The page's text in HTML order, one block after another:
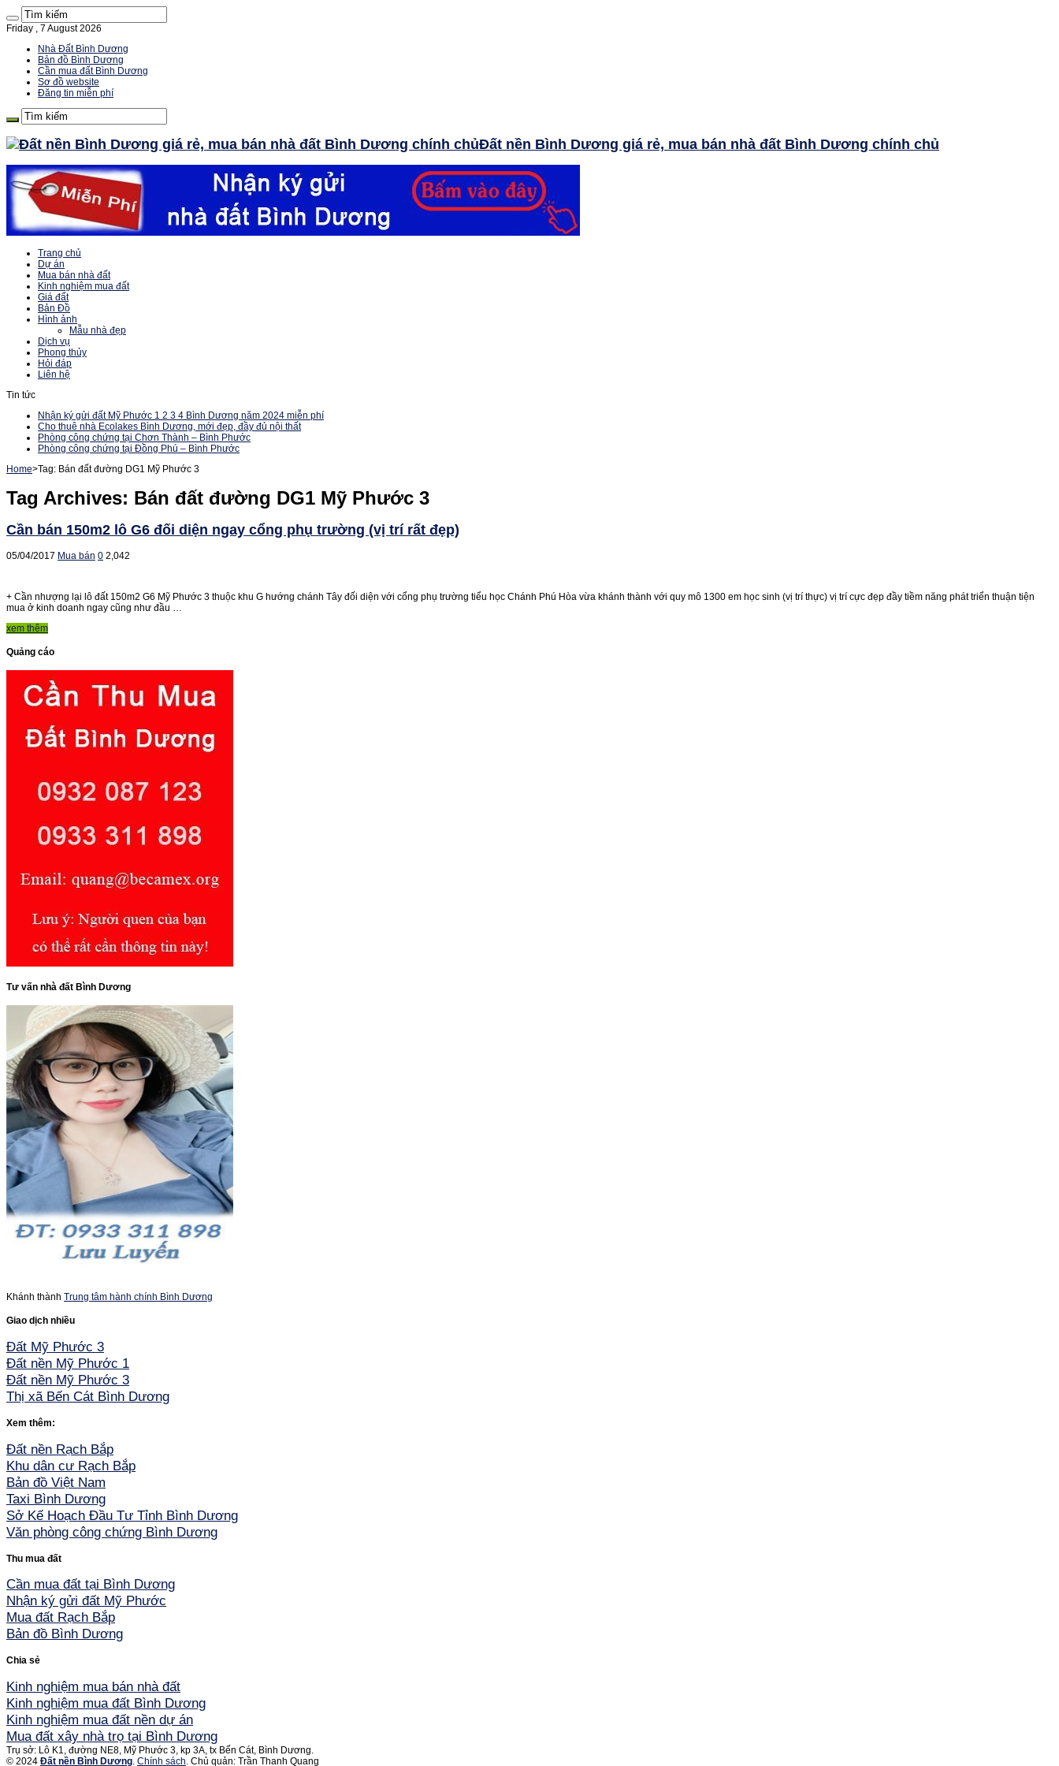
Friday , 7 August 2026
Nhà Đất Bình Dương
Bản đồ Bình Dương
Cần mua đất Bình Dương
Sơ đồ website
Đăng tin miễn phí
Đất nền Bình Dương giá rẻ, mua bán nhà đất Bình Dương chính chủ
Trang chủ
Dự án
Mua bán nhà đất
Kinh nghiệm mua đất
Giá đất
Bản Đồ
Hình ảnh
Mẫu nhà đẹp
Dịch vụ
Phong thủy
Hỏi đáp
Liên hệ
Tin tức
Nhận ký gửi đất Mỹ Phước 1 2 3 4 Bình Dương năm 2024 miễn phí
Cho thuê nhà Ecolakes Bình Dương, mới đẹp, đầy đủ nội thất
Phòng công chứng tại Chơn Thành – Bình Phước
Phòng công chứng tại Đồng Phú – Bình Phước
Home>Tag: Bán đất đường DG1 Mỹ Phước 3
Tag Archives: Bán đất đường DG1 Mỹ Phước 3
Cần bán 150m2 lô G6 đối diện ngay cổng phụ trường (vị trí rất đẹp)
05/04/2017 Mua bán 0 2,042
+ Cần nhượng lại lô đất 150m2 G6 Mỹ Phước 3 thuộc khu G hướng chánh Tây đối diện với cổng phụ trường tiểu học Chánh Phú Hòa vừa khánh thành với quy mô 1300 em học sinh (vị trí thực) vị trí cực đẹp đầy tiềm năng phát triển thuận tiện
mua ở kinh doanh ngay cũng như đầu …
xem thêm
Quảng cáo
Tư vấn nhà đất Bình Dương
Khánh thành Trung tâm hành chính Bình Dương
Giao dịch nhiều
Đất Mỹ Phước 3
Đất nền Mỹ Phước 1
Đất nền Mỹ Phước 3
Thị xã Bến Cát Bình Dương
Xem thêm:
Đất nền Rạch Bắp
Khu dân cư Rạch Bắp
Bản đồ Việt Nam
Taxi Bình Dương
Sở Kế Hoạch Đầu Tư Tỉnh Bình Dương
Văn phòng công chứng Bình Dương
Thu mua đất
Cần mua đất tại Bình Dương
Nhận ký gửi đất Mỹ Phước
Mua đất Rạch Bắp
Bản đồ Bình Dương
Chia sẻ
Kinh nghiệm mua bán nhà đất
Kinh nghiệm mua đất Bình Dương
Kinh nghiệm mua đất nền dự án
Mua đất xây nhà trọ tại Bình Dương
Trụ sở: Lô K1, đường NE8, Mỹ Phước 3, kp 3A, tx Bến Cát, Bình Dương.
© 2024 Đất nền Bình Dương. Chính sách. Chủ quản: Trần Thanh Quang